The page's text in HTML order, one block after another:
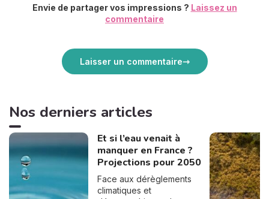
Envie de partager vos impressions ? Laissez un
commentaire
Laisser un commentaire
Nos derniers articles
Et si l’eau venait à
manquer en France ?
Projections pour 2050
Face aux dérèglements
climatiques et